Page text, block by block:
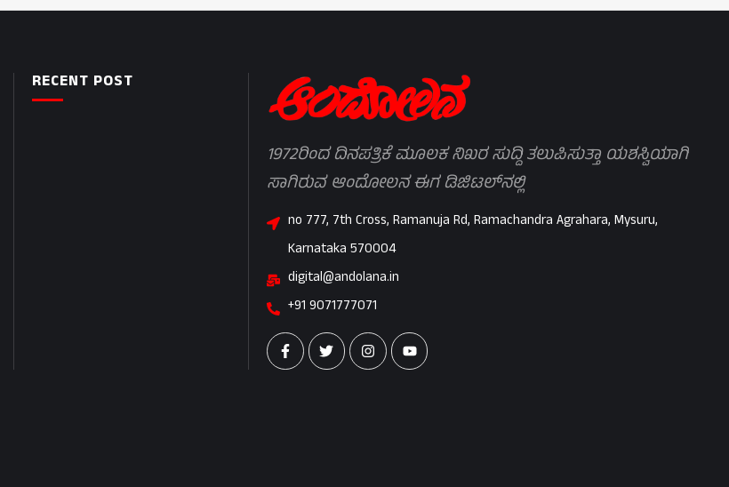
RECENT POST
1972ರಿಂದ ದಿನಪತ್ರಿಕೆ ಮೂಲಕ ನಿಖರ ಸುದ್ದಿ ತಲುಪಿಸುತ್ತಾ ಯಶಸ್ವಿಯಾಗಿ
ಸಾಗಿರುವ ಆಂದೋಲನ ಈಗ ಡಿಜಿಟಲ್‌ನಲ್ಲಿ
no 777, 7th Cross, Ramanuja Rd, Ramachandra Agrahara, Mysuru,
Karnataka 570004
digital@andolana.in
+91 9071777071